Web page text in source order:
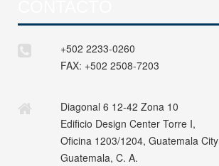
+502 2233-0260
FAX: +502 2508-7203
Diagonal 6 12-42 Zona 10
Edificio Design Center Torre I,
Oficina 1203/1204, Guatemala City
Guatemala, C. A.